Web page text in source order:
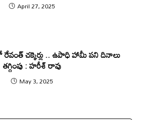
April 27, 2025
రేవంత్ చ‌క్కెర్లు .. ఉపాధి హామీ ప‌ని దినాలు
త‌గ్గింపు : హరీశ్ రావు
May 3, 2025